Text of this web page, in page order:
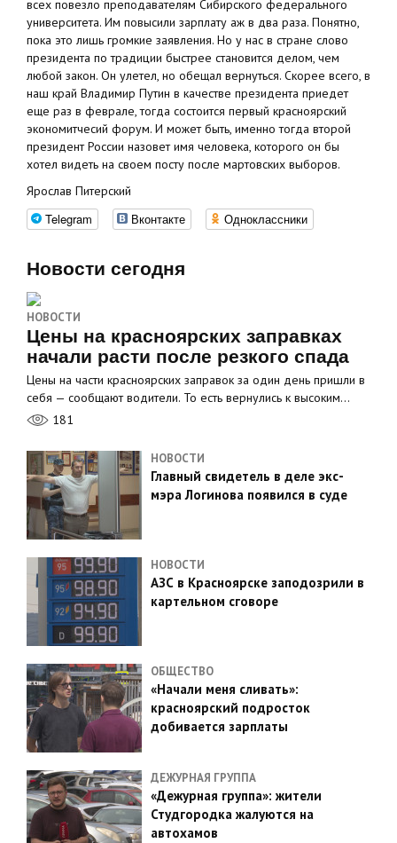
всех повезло преподавателям Сибирского федерального
университета. Им повысили зарплату аж в два раза. Понятно,
пока это лишь громкие заявления. Но у нас в стране слово
президента по традиции быстрее становится делом, чем
любой закон. Он улетел, но обещал вернуться. Скорее всего, в
наш край Владимир Путин в качестве президента приедет
еще раз в феврале, тогда состоится первый красноярский
экономитчесий форум. И может быть, именно тогда второй
президент России назовет имя человека, которого он бы
хотел видеть на своем посту после мартовских выборов.
Ярослав Питерский
Telegram Вконтакте Одноклассники
Новости сегодня
НОВОСТИ
Цены на красноярских заправках
начали расти после резкого спада
Цены на части красноярских заправок за один день пришли в
себя — сообщают водители. То есть вернулись к высоким…
181
НОВОСТИ
Главный свидетель в деле экс-
мэра Логинова появился в суде
НОВОСТИ
АЗС в Красноярске заподозрили в
картельном сговоре
ОБЩЕСТВО
«Начали меня сливать»:
красноярский подросток
добивается зарплаты
ДЕЖУРНАЯ ГРУППА
«Дежурная группа»: жители
Студгородка жалуются на
автохамов